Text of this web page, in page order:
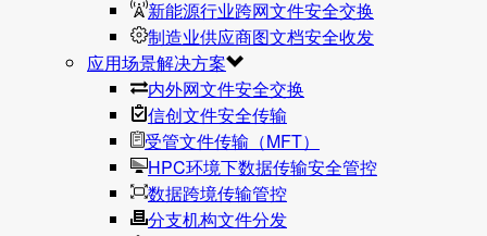
新能源行业跨网文件安全交换
制造业供应商图文档安全收发
应用场景解决方案
内外网文件安全交换
信创文件安全传输
受管文件传输（MFT）
HPC环境下数据传输安全管控
数据跨境传输管控
分支机构文件分发